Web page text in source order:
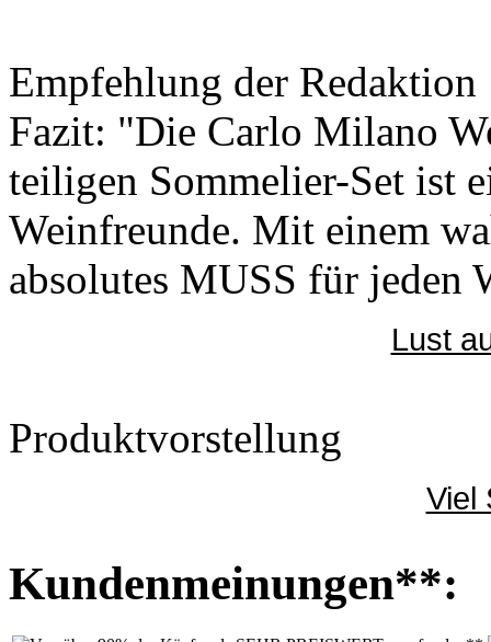
Empfehlung der Redaktion
Fazit: "Die Carlo Milano
teiligen Sommelier-Set ist
Weinfreunde. Mit einem
absolutes MUSS für jeden
Lust
Produktvorstellung
Viel
Kundenmeinungen**: